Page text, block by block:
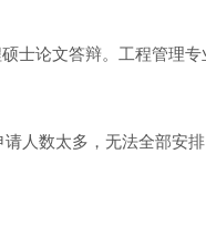
士论文答辩。工程管理
人数太多，无法全部安